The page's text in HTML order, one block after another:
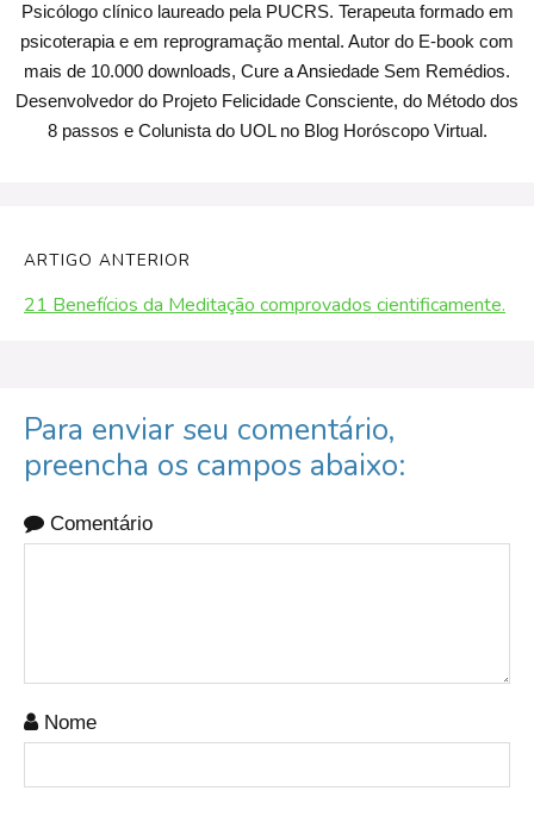
Psicólogo clínico laureado pela PUCRS. Terapeuta formado em
psicoterapia e em reprogramação mental. Autor do E-book com
mais de 10.000 downloads, Cure a Ansiedade Sem Remédios.
Desenvolvedor do Projeto Felicidade Consciente, do Método dos
8 passos e Colunista do UOL no Blog Horóscopo Virtual.
ARTIGO ANTERIOR
21 Benefícios da Meditação comprovados cientificamente.
Para enviar seu comentário,
preencha os campos abaixo:
Comentário
Nome